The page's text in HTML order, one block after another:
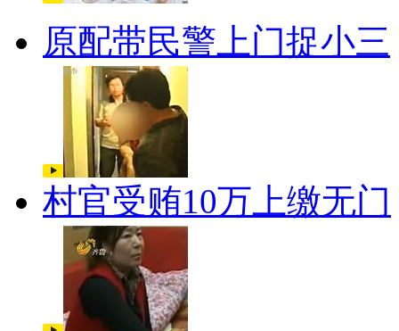
原配带民警上门捉小三
村官受贿10万上缴无门